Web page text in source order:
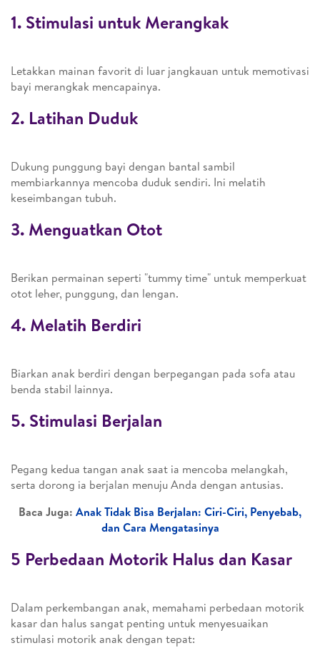
1. Stimulasi untuk Merangkak
Letakkan mainan favorit di luar jangkauan untuk memotivasi
bayi merangkak mencapainya.
2. Latihan Duduk
Dukung punggung bayi dengan bantal sambil
membiarkannya mencoba duduk sendiri. Ini melatih
keseimbangan tubuh.
3. Menguatkan Otot
Berikan permainan seperti "tummy time" untuk memperkuat
otot leher, punggung, dan lengan.
4. Melatih Berdiri
Biarkan anak berdiri dengan berpegangan pada sofa atau
benda stabil lainnya.
5. Stimulasi Berjalan
Pegang kedua tangan anak saat ia mencoba melangkah,
serta dorong ia berjalan menuju Anda dengan antusias.
Baca Juga: Anak Tidak Bisa Berjalan: Ciri-Ciri, Penyebab,
dan Cara Mengatasinya
5 Perbedaan Motorik Halus dan Kasar
Dalam perkembangan anak, memahami perbedaan motorik
kasar dan halus sangat penting untuk menyesuaikan
stimulasi motorik anak dengan tepat: